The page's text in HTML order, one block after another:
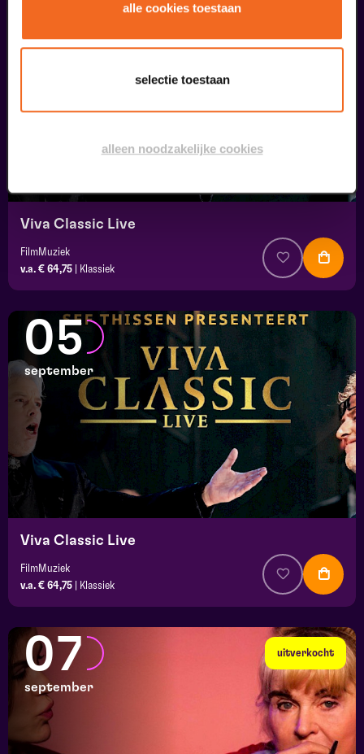
alle cookies toestaan
selectie toestaan
alleen noodzakelijke cookies
Viva Classic Live
FilmMuziek
v.a. € 64,75
Klassiek
05
september
Viva Classic Live
FilmMuziek
v.a. € 64,75
Klassiek
uitverkocht
07
september